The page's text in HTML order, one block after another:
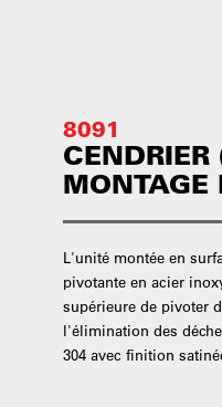
8091
MONTAGE
L'unité montée en
pivotante en acier
supérieure de pivoter
l'élimination des
304 avec finition